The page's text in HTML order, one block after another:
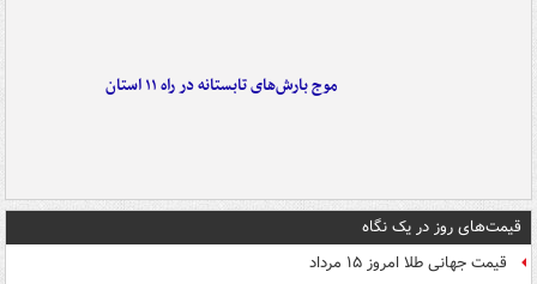
موج بارش‌های تابستانه در راه ۱۱ استان
قیمت‌های روز در یک نگاه
قیمت جهانی طلا امروز ۱۵ مرداد